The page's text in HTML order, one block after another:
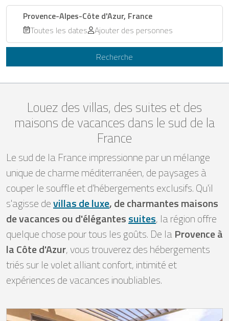
Provence-Alpes-Côte d'Azur, France
Toutes les dates
Ajouter des personnes
Recherche
Louez des villas, des suites et des
maisons de vacances dans le sud de la
France
Le sud de la France impressionne par un mélange
unique de charme méditerranéen, de paysages à
couper le souffle et d'hébergements exclusifs. Qu'il
s'agisse devillas de luxe, de charmantes maisons
de vacances ou d'élégantessuites, la région offre
quelque chose pour tous les goûts. De laProvence à
la Côte d'Azur, vous trouverez des hébergements
triés sur le volet alliant confort, intimité et
expériences de vacances inoubliables.